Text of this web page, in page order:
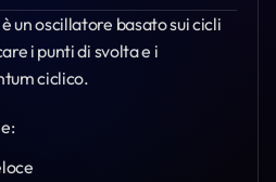
è un oscillatore basato sui cicli
i punti di svolta e i
ciclico.